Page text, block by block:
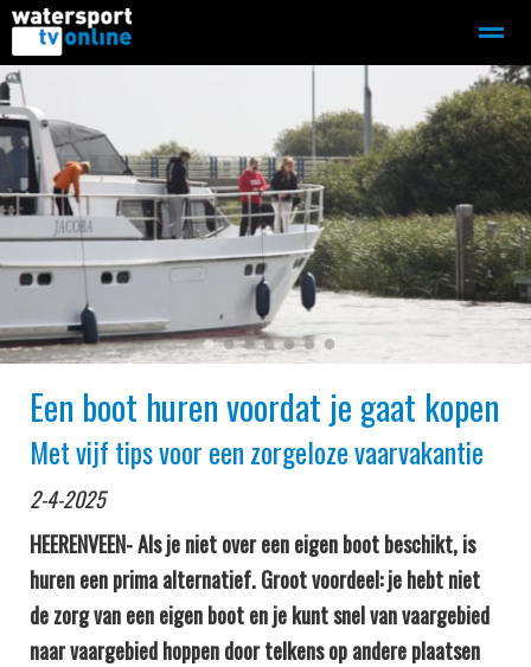
Zeilen Redactie
Home Contact Bellen
●●●●●●●
Een boot huren voordat je gaat kopen
Met vijf tips voor een zorgeloze vaarvakantie
2-4-2025
HEERENVEEN- Als je niet over een eigen boot beschikt, is
huren een prima alternatief. Groot voordeel: je hebt niet
de zorg van een eigen boot en je kunt snel van vaargebied
naar vaargebied hoppen door telkens op andere plaatsen